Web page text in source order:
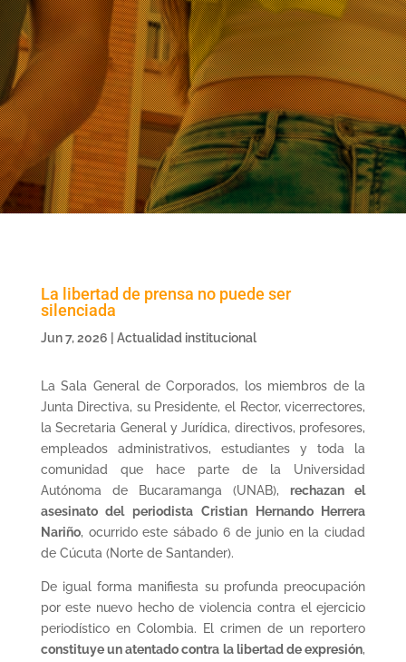
La libertad de prensa no puede ser
silenciada
Jun 7, 2026 Actualidad institucional
La Sala General de Corporados, los miembros de la
Junta Directiva, su Presidente, el Rector, vicerrectores,
la Secretaria General y Jurídica, directivos, profesores,
empleados administrativos, estudiantes y toda la
comunidad que hace parte de la Universidad
Autónoma de Bucaramanga (UNAB), rechazan el
asesinato del periodista Cristian Hernando Herrera
Nariño, ocurrido este sábado 6 de junio en la ciudad
de Cúcuta (Norte de Santander).
De igual forma manifiesta su profunda preocupación
por este nuevo hecho de violencia contra el ejercicio
periodístico en Colombia. El crimen de un reportero
constituye un atentado contra la libertad de expresión,